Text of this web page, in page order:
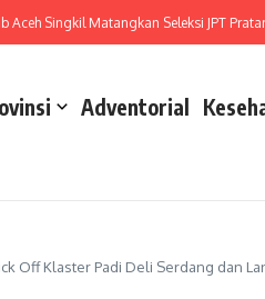
Singkil Matangkan Seleksi JPT Pratama,
Adventorial
Off Klaster Padi Deli Serdang dan